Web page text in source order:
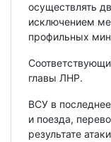
осуществлять
исключением
профильных
главы ЛНР.
ВСУ в
и поезда,
результате